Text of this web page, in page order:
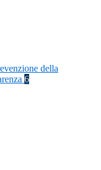
della
6